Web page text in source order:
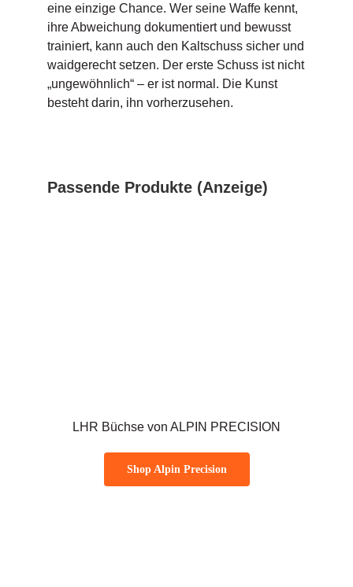
eine einzige Chance. Wer seine Waffe kennt,
ihre Abweichung dokumentiert und bewusst
trainiert, kann auch den Kaltschuss sicher und
waidgerecht setzen. Der erste Schuss ist nicht
„ungewöhnlich“ – er ist normal. Die Kunst
besteht darin, ihn vorherzusehen.
Passende Produkte (Anzeige)
LHR Büchse von ALPIN PRECISION
Shop Alpin Precision